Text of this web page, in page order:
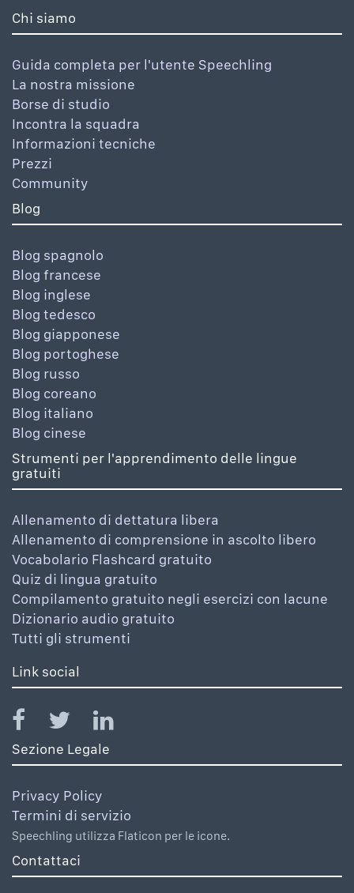
Chi siamo
Guida completa per l'utente Speechling
La nostra missione
Borse di studio
Incontra la squadra
Informazioni tecniche
Prezzi
Community
Blog
Blog spagnolo
Blog francese
Blog inglese
Blog tedesco
Blog giapponese
Blog portoghese
Blog russo
Blog coreano
Blog italiano
Blog cinese
Strumenti per l'apprendimento delle lingue
gratuiti
Allenamento di dettatura libera
Allenamento di comprensione in ascolto libero
Vocabolario Flashcard gratuito
Quiz di lingua gratuito
Compilamento gratuito negli esercizi con lacune
Dizionario audio gratuito
Tutti gli strumenti
Link social
Sezione Legale
Privacy Policy
Termini di servizio
Speechling utilizza Flaticon per le icone.
Contattaci